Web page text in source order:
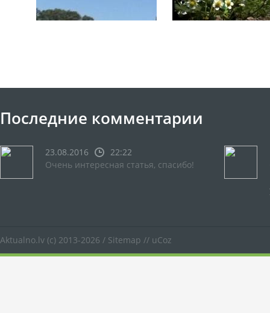
Последние комментарии
23.08.2016
22:22
Очень интересная статья, спасибо!
Aktualno.lv (c) 2013-2026 / Sitemap // uCoz